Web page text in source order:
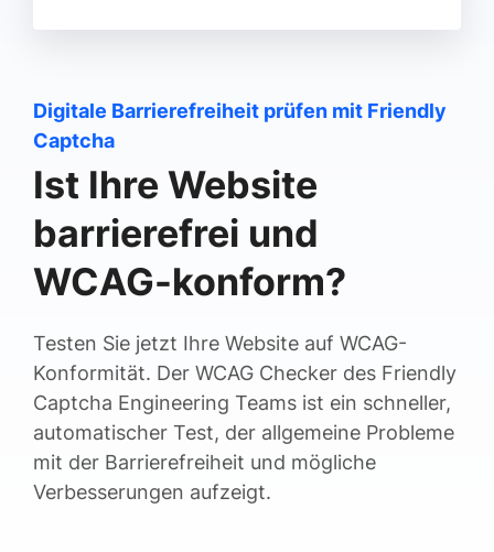
Digitale Barrierefreiheit prüfen mit Friendly
Captcha
Ist Ihre Website
barrierefrei und
WCAG-konform?
Testen Sie jetzt Ihre Website auf WCAG-
Konformität. Der WCAG Checker des Friendly
Captcha Engineering Teams ist ein schneller,
automatischer Test, der allgemeine Probleme
mit der Barrierefreiheit und mögliche
Verbesserungen aufzeigt.